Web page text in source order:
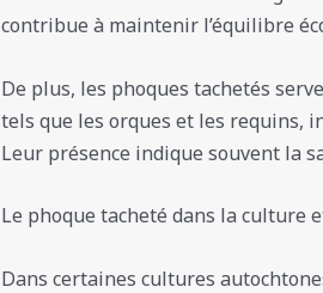
contribue à maintenir l’équilibre
De plus, les phoques tachetés
tels que les orques et les requins,
Leur présence indique souvent la
Le phoque tacheté dans la culture
Dans certaines cultures